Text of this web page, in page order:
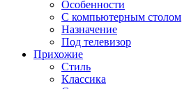
Особенности
С компьютерным столом
Назначение
Под телевизор
Прихожие
Стиль
Классика